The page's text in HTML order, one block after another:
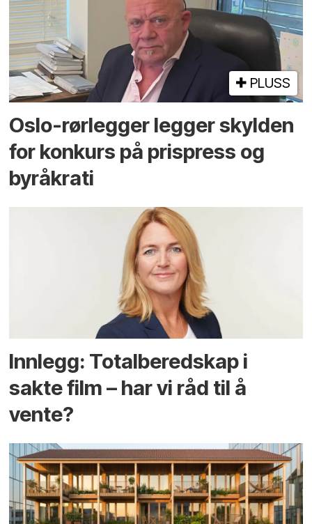
PLUSS
Oslo-rørlegger legger skylden
for konkurs på prispress og
byråkrati
Innlegg: Totalberedskap i
sakte film – har vi råd til å
vente?